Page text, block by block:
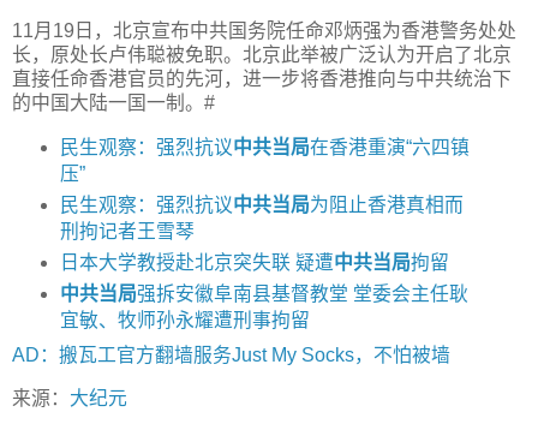
11月19日，北京宣布中共国务院任命邓炳强为香港警务处处
长，原处长卢伟聪被免职。北京此举被广泛认为开启了北京
直接任命香港官员的先河，进一步将香港推向与中共统治下
的中国大陆一国一制。#
民生观察：强烈抗议中共当局在香港重演“六四镇
压”
民生观察：强烈抗议中共当局为阻止香港真相而
刑拘记者王雪琴
日本大学教授赴北京突失联 疑遭中共当局拘留
中共当局强拆安徽阜南县基督教堂 堂委会主任耿
宜敏、牧师孙永耀遭刑事拘留
AD：搬瓦工官方翻墙服务Just My Socks，不怕被墙
来源： 大纪元